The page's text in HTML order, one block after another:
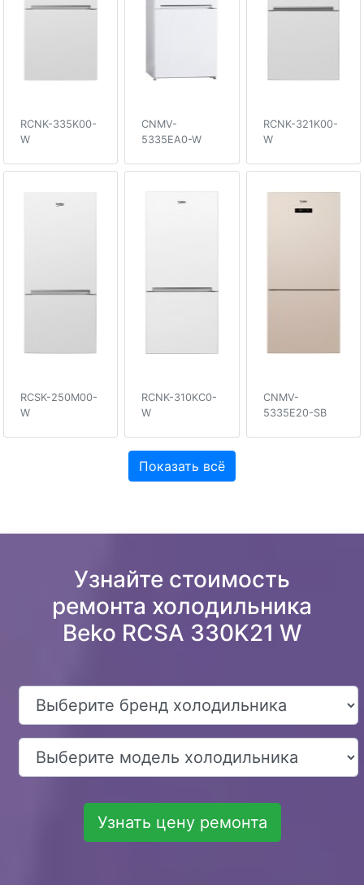
RCNK-335K00-
W
CNMV-
5335EA0-W
RCNK-321K00-
W
RCSK-250M00-
W
RCNK-310KC0-
W
CNMV-
5335E20-SB
Показать всё
Узнайте стоимость
ремонта холодильника
Beko RCSA 330K21 W
Узнать цену ремонта